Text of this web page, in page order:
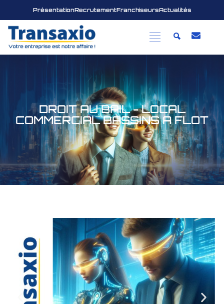
PrésentationRecrutementFranchiseursActualités
DROIT AU BAIL - LOCAL
COMMERCIAL BASSINS A FLOT